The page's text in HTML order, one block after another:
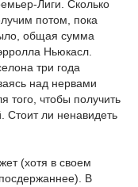
Лиги. Сколько
потом, пока
общая сумма
Ньюкасл.
три года
над нервами
того, чтобы получить
Стоит ли ненавидеть
(хотя в своем
В